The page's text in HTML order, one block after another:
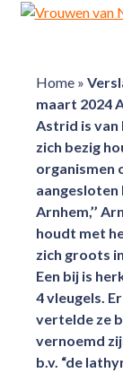
Home»
maart 2024
Astrid is
zich bezig
organismen
aangesloten
Arnhem,’’
houdt met
zich groots
Een bij is
4 vleugels.
vertelde ze
vernoemd
b.v. “de